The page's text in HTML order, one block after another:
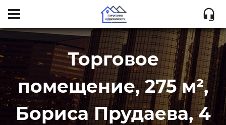
Торговое
помещение, 275 м²,
Бориса Прудаева, 4